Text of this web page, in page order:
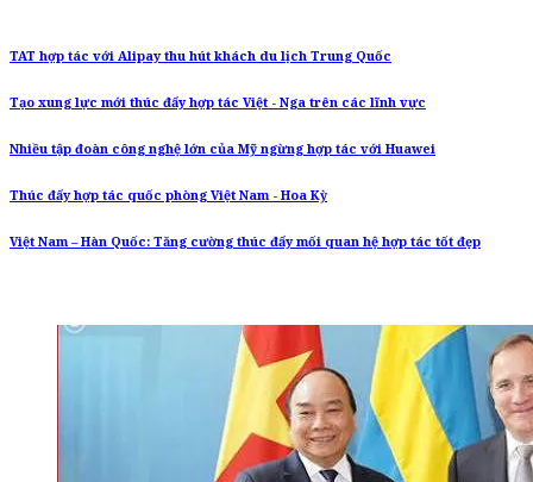
TAT hợp tác với Alipay thu hút khách du lịch Trung Quốc
Tạo xung lực mới thúc đẩy hợp tác Việt - Nga trên các lĩnh vực
Nhiều tập đoàn công nghệ lớn của Mỹ ngừng hợp tác với Huawei
Thúc đẩy hợp tác quốc phòng Việt Nam - Hoa Kỳ
Việt Nam – Hàn Quốc: Tăng cường thúc đẩy mối quan hệ hợp tác tốt đẹp